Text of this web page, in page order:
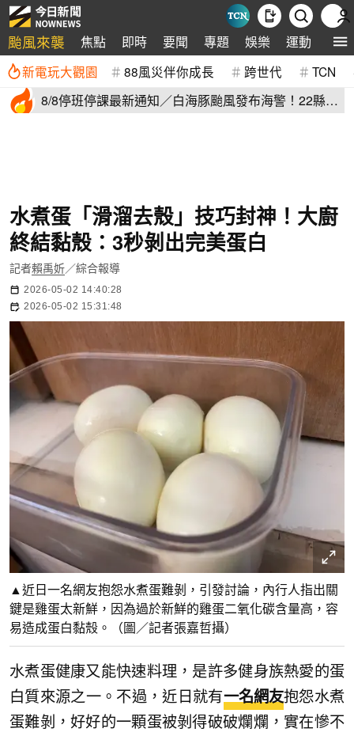
颱風來襲 焦點 即時 要聞 專題 娛樂 運動 全球
新電玩大觀園 88風災伴你成長 跨世代 TCN
8/8停班停課最新通知／白海豚颱風發布海警！22縣市
水煮蛋「滑溜去殼」技巧封神！大廚
終結黏殼：3秒剝出完美蛋白
記者賴禹妡／綜合報導
2026-05-02 14:40:28
2026-05-02 15:31:48
▲近日一名網友抱怨水煮蛋難剝，引發討論，內行人指出關
鍵是雞蛋太新鮮，因為過於新鮮的雞蛋二氧化碳含量高，容
易造成蛋白黏殼。（圖／記者張嘉哲攝）
水煮蛋健康又能快速料理，是許多健身族熱愛的蛋
白質來源之一。不過，近日就有一名網友抱怨水煮
蛋難剝，好好的一顆蛋被剝得破破爛爛，實在慘不